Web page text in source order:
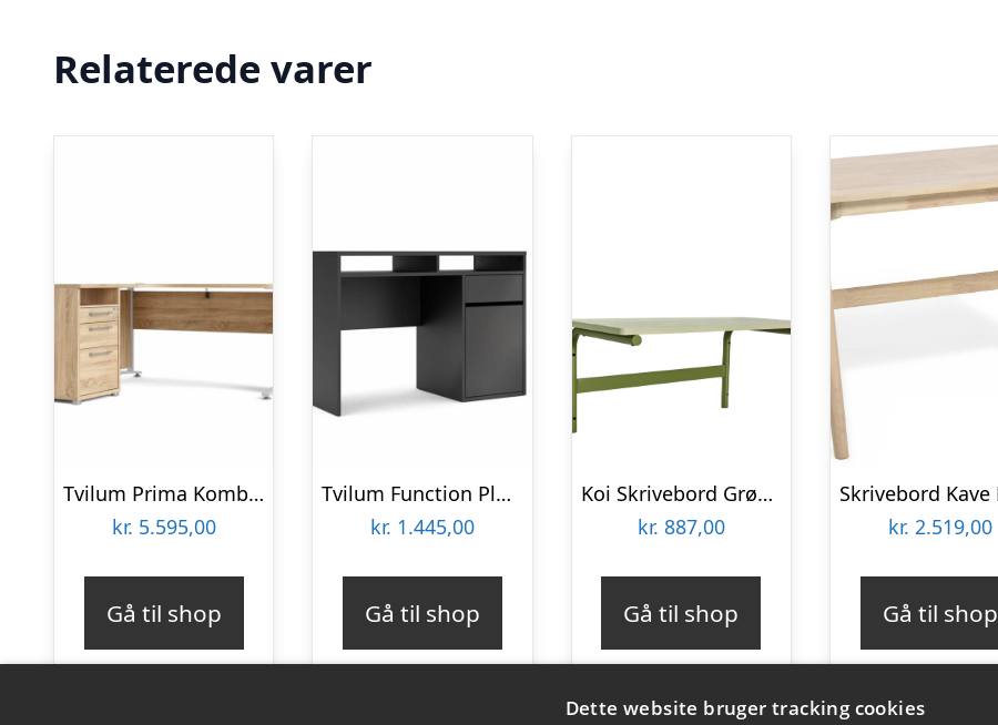
Relaterede varer
Tvilum Prima Komb. skrivebord – 159 x 150 cm – Eg & Hvid : Erling Christensen Møbler
kr. 5.595,00
Gå til shop
Tvilum Function Plus skrivebord – 1 låge – Mat sort : Erling Christensen Møbler
kr. 1.445,00
Gå til shop
Koi Skrivebord Grøn/Grå
kr. 887,00
Gå til shop
kr. 2.519,00
Gå til shop
Dette website bruger tracking cookies